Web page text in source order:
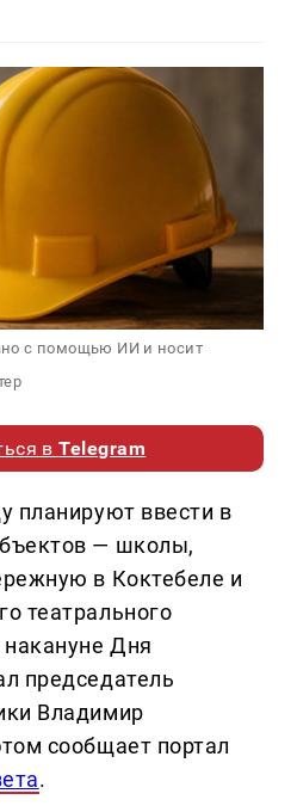
с помощью ИИ и носит
вTelegram
планируют ввести в
— школы,
в Коктебеле и
театрального
накануне Дня
председатель
Владимир
сообщает портал
.